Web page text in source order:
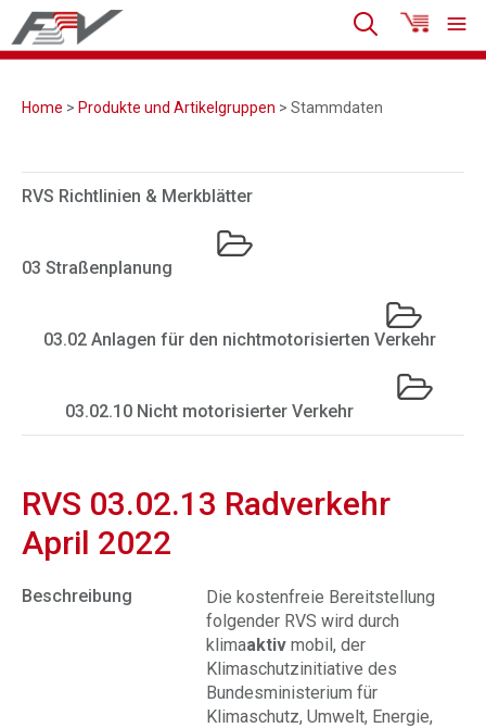
Home > Produkte und Artikelgruppen > Stammdaten
RVS Richtlinien & Merkblätter
03 Straßenplanung
03.02 Anlagen für den nichtmotorisierten Verkehr
03.02.10 Nicht motorisierter Verkehr
RVS 03.02.13 Radverkehr
April 2022
Beschreibung
Die kostenfreie Bereitstellung
folgender RVS wird durch
klimaaktiv mobil, der
Klimaschutzinitiative des
Bundesministerium für
Klimaschutz, Umwelt, Energie,